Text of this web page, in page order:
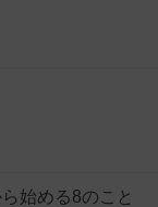
始める8のこと